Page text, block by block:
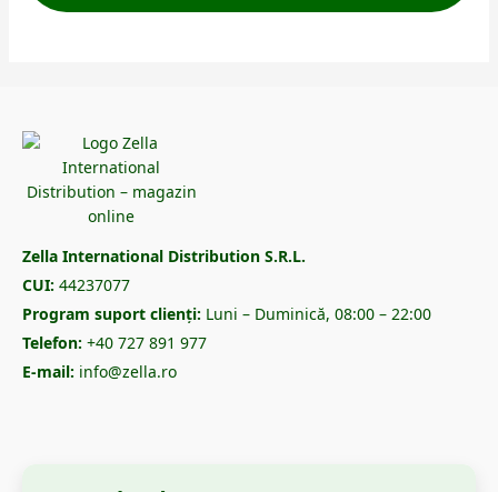
Zella International Distribution S.R.L.
CUI: 44237077
Program suport clienți: Luni – Duminică, 08:00 – 22:00
Telefon: +40 727 891 977
E-mail: info@zella.ro